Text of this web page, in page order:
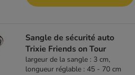
Sangle de sécurité auto
Trixie Friends on Tour
largeur de la sangle : 3 cm,
longueur réglable : 45 - 70 cm